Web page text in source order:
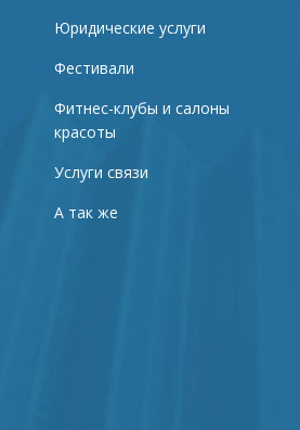
Юридические услуги
Фестивали
Фитнес-клубы и салоны
красоты
Услуги связи
А так же